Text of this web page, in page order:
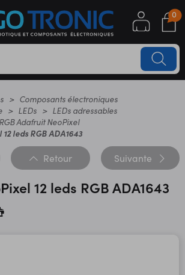
0
Composants électroniques
LEDs
LEDs adressables
Adafruit NeoPixel
leds RGB ADA1643
Retour Suivante
12 leds RGB ADA1643